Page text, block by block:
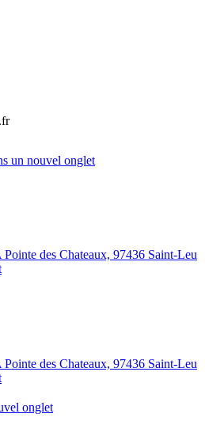
un nouvel onglet
des Chateaux, 97436 Saint-Leu
des Chateaux, 97436 Saint-Leu
onglet